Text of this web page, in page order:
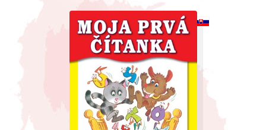
Doplnkový sortiment
Populárno - náučné pre deti
Výchova a pedagogika